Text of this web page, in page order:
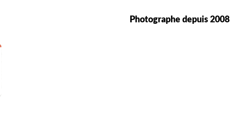
Photographe depuis 2008